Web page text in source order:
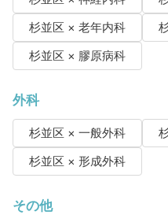
杉並区 × 老年内科
杉並区 × 膠原病科
外科
杉並区 × 一般外科
杉並区 × 形成外科
その他